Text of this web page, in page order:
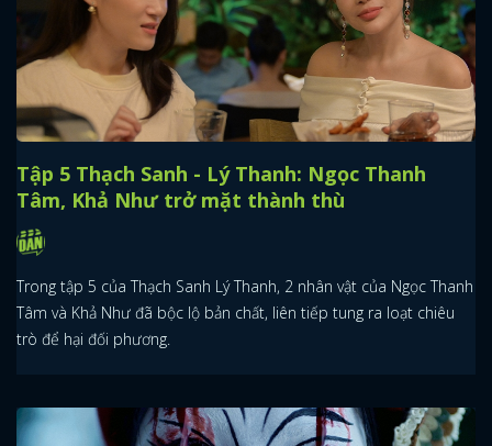
Tập 5 Thạch Sanh - Lý Thanh: Ngọc Thanh
Tâm, Khả Như trở mặt thành thù
Trong tập 5 của Thạch Sanh Lý Thanh, 2 nhân vật của Ngọc Thanh
Tâm và Khả Như đã bộc lộ bản chất, liên tiếp tung ra loạt chiêu
trò để hại đối phương.